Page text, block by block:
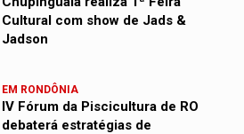
Cultural com show de Jads &
Jadson
EM RONDÔNIA
IV Fórum da Piscicultura de RO
debaterá estratégias de